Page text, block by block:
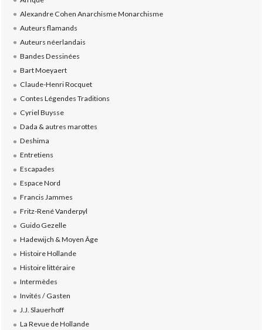
Alexandre Cohen Anarchisme Monarchisme
Auteurs flamands
Auteurs néerlandais
Bandes Dessinées
Bart Moeyaert
Claude-Henri Rocquet
Contes Légendes Traditions
Cyriel Buysse
Dada & autres marottes
Deshima
Entretiens
Escapades
Espace Nord
Francis Jammes
Fritz-René Vanderpyl
Guido Gezelle
Hadewijch & Moyen Âge
Histoire Hollande
Histoire littéraire
Intermèdes
Invités / Gasten
J.J. Slauerhoff
La Revue de Hollande